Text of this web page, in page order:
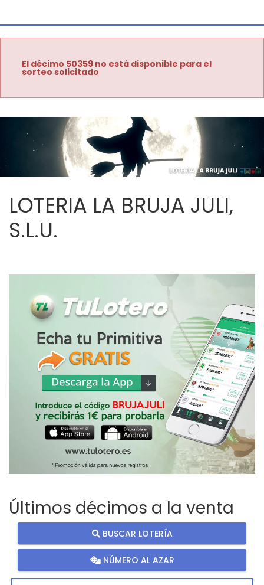
El décimo 50359 no está disponible para el
sorteo solicitado
LOTERIA LA BRUJA JULI,
S.L.U.
Últimos décimos a la venta
BUSCAR LOTERÍA
NÚMERO AL AZAR